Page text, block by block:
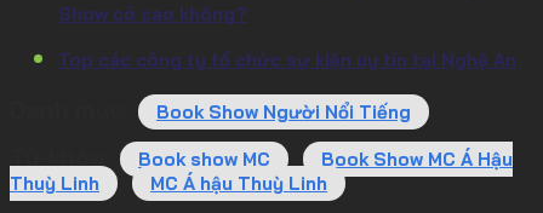
Show có cao không?
Top các công ty tổ chức sự kiện uy tín tại Nghệ An
Book Show Người Nổi Tiếng
Book show MC
Book Show MC Á Hậu
Thuỳ Linh
MC Á hậu Thuỳ Linh